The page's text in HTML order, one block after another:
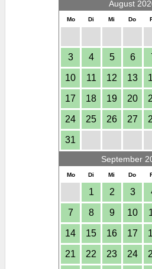
August
Mo Di Mi Do
3 4 5 6
10 11 12 13
17 18 19 20
24 25 26 27
31
September
Mo Di Mi Do
1 2 3
7 8 9 10
14 15 16 17
21 22 23 24